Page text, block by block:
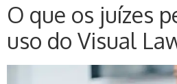
O que os juízes
uso do Visual